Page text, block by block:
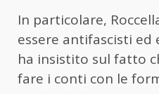
In particolare,
essere antifascisti ed
ha insistito sul fatto
fare i conti con le